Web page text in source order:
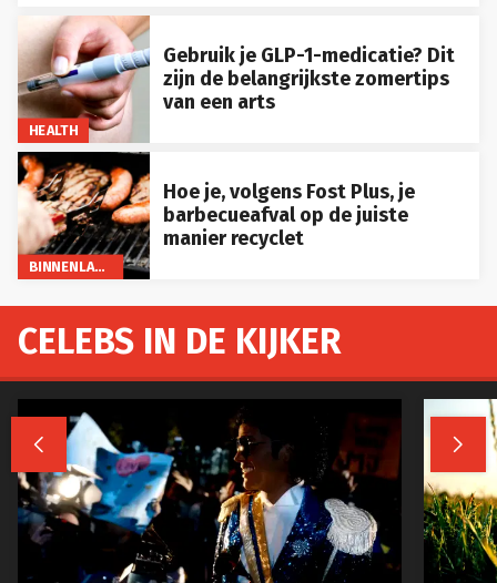
HEALTH
Gebruik je GLP-1-medicatie? Dit
zijn de belangrijkste zomertips
van een arts
BINNENLAND
Hoe je, volgens Fost Plus, je
barbecueafval op de juiste
manier recyclet
CELEBS IN DE KIJKER
 